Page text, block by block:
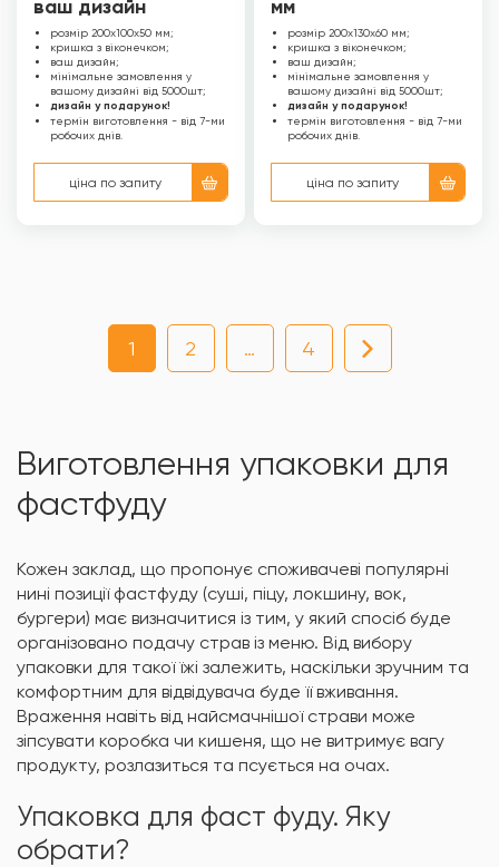
ваш дизайн
розмір 200х100х50 мм;
кришка з віконечком;
ваш дизайн;
мінімальне замовлення у
вашому дизайні від 5000шт;
дизайн у подарунок!
термін виготовлення - від 7-ми
робочих днів.
ціна по запиту
мм
розмір 200х130х60 мм;
кришка з віконечком;
ваш дизайн;
мінімальне замовлення у
вашому дизайні від 5000шт;
дизайн у подарунок!
термін виготовлення - від 7-ми
робочих днів.
ціна по запиту
1 2 … 4
Виготовлення упаковки для
фастфуду
Кожен заклад, що пропонує споживачеві популярні
нині позиції фастфуду (суші, піцу, локшину, вок,
бургери) має визначитися із тим, у який спосіб буде
організовано подачу страв із меню. Від вибору
упаковки для такої їжі залежить, наскільки зручним та
комфортним для відвідувача буде її вживання.
Враження навіть від найсмачнішої страви може
зіпсувати коробка чи кишеня, що не витримує вагу
продукту, розлазиться та псується на очах.
Упаковка для фаст фуду. Яку
обрати?